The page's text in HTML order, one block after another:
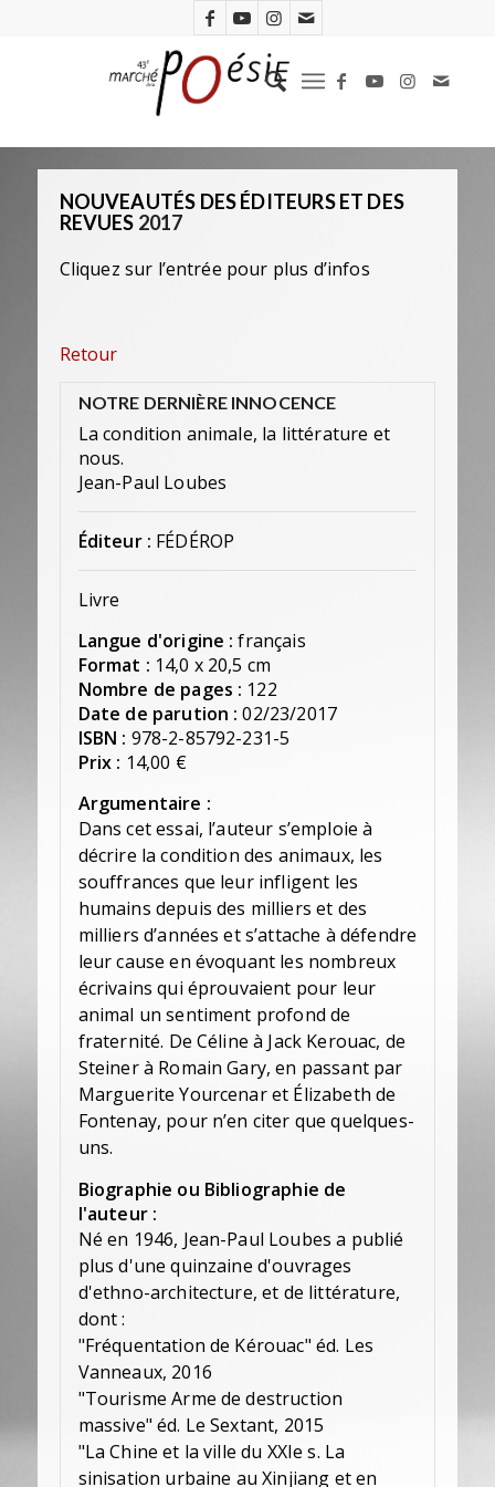
NOUVEAUTÉS DES ÉDITEURS ET DES
REVUES 2017
Cliquez sur l’entrée pour plus d’infos
Retour
NOTRE DERNIÈRE INNOCENCE
La condition animale, la littérature et
nous.
Jean-Paul Loubes
Éditeur : FÉDÉROP
Livre
Langue d'origine : français
Format : 14,0 x 20,5 cm
Nombre de pages : 122
Date de parution : 02/23/2017
ISBN : 978-2-85792-231-5
Prix : 14,00 €
Argumentaire :
Dans cet essai, l’auteur s’emploie à
décrire la condition des animaux, les
souffrances que leur infligent les
humains depuis des milliers et des
milliers d’années et s’attache à défendre
leur cause en évoquant les nombreux
écrivains qui éprouvaient pour leur
animal un sentiment profond de
fraternité. De Céline à Jack Kerouac, de
Steiner à Romain Gary, en passant par
Marguerite Yourcenar et Élizabeth de
Fontenay, pour n’en citer que quelques-
uns.
Biographie ou Bibliographie de
l'auteur :
Né en 1946, Jean-Paul Loubes a publié
plus d'une quinzaine d'ouvrages
d'ethno-architecture, et de littérature,
dont :
"Fréquentation de Kérouac" éd. Les
Vanneaux, 2016
"Tourisme Arme de destruction
massive" éd. Le Sextant, 2015
"La Chine et la ville du XXIe s. La
sinisation urbaine au Xinjiang et en